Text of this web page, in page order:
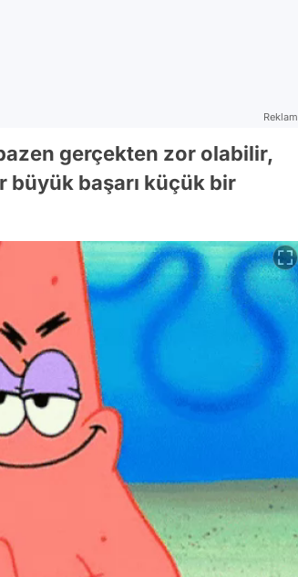
Reklam
gerçekten zor olabilir,
büyük başarı küçük bir